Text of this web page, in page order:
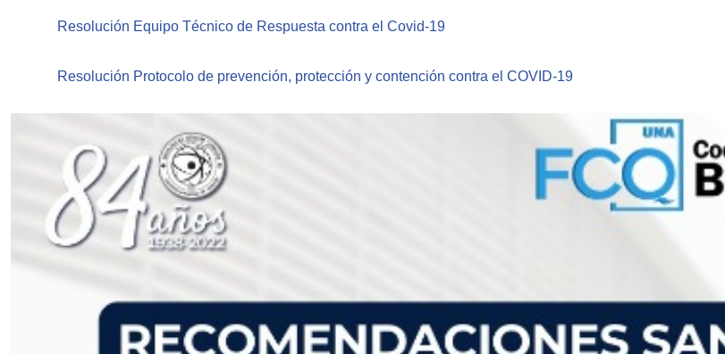
Resolución Equipo Técnico de Respuesta contra el Covid-19
Resolución Protocolo de prevención, protección y contención contra el COVID-19